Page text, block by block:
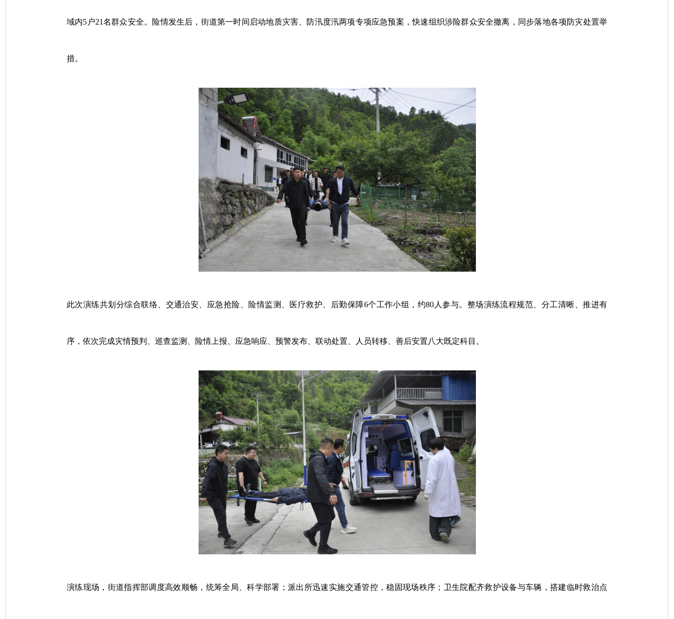
域内5户21名群众安全。险情发生后，街道第一时间启动地质灾害、防汛度汛两项专项应急预案，快速组织涉险群众安全撤离，同步落地各项防灾处置举
措。
此次演练共划分综合联络、交通治安、应急抢险、险情监测、医疗救护、后勤保障6个工作小组，约80人参与。整场演练流程规范、分工清晰、推进有
序，依次完成灾情预判、巡查监测、险情上报、应急响应、预警发布、联动处置、人员转移、善后安置八大既定科目。
演练现场，街道指挥部调度高效顺畅，统筹全局、科学部署；派出所迅速实施交通管控，稳固现场秩序；卫生院配齐救护设备与车辆，搭建临时救治点